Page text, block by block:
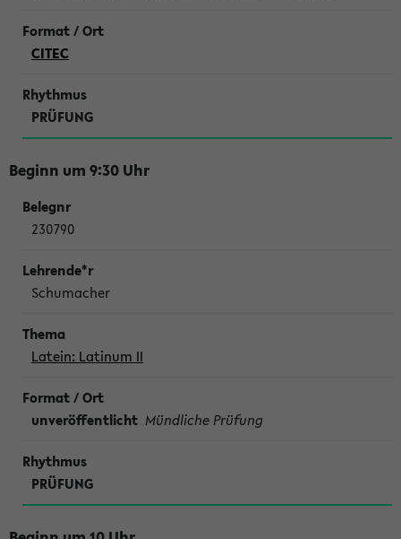
CITEC
PRÜFUNG
Beginn um 9:30 Uhr
230790
Schumacher
Latein: Latinum II
unveröffentlicht Mündliche Prüfung
PRÜFUNG